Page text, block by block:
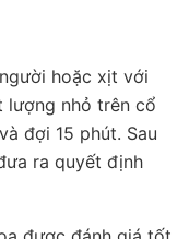
hoặc xịt với
lượng nhỏ trên cổ
đợi 15 phút. Sau
ra quyết định